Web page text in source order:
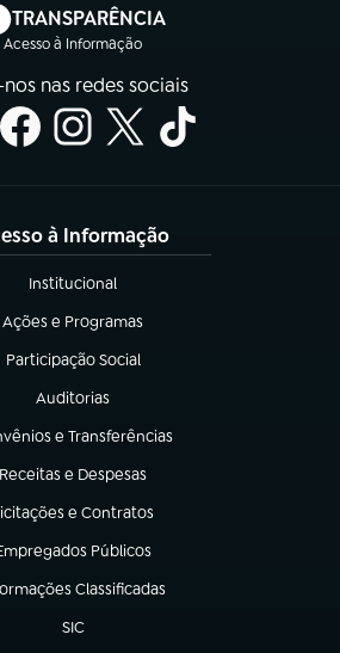
TRANSPARÊNCIA
Acesso à Informação
(abre em nova aba)
nas redes sociais
à Informação
Institucional
(abre em nova aba)
Ações e Programas
(abre em nova aba)
Participação Social
(abre em nova aba)
Auditorias
(abre em nova aba)
e Transferências
em nova aba)
Receitas e Despesas
(abre em nova aba)
e Contratos
em nova aba)
Públicos
em nova aba)
Classificadas
em nova aba)
SIC
(abre em nova aba)